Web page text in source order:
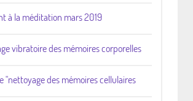
à la méditation mars 2019
vibratoire des mémoires corporelles
"nettoyage des mémoires cellulaires